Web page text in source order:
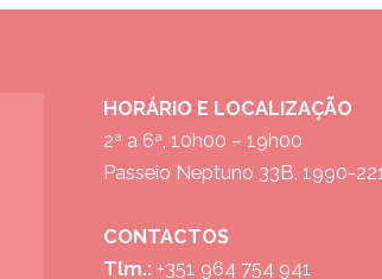
HORÁRIO E LOCALIZAÇÃO
2ª a 6ª, 10h00 – 19h00
Passeio Neptuno 33B, 1990-
CONTACTOS
Tlm.: +351 964 754 941